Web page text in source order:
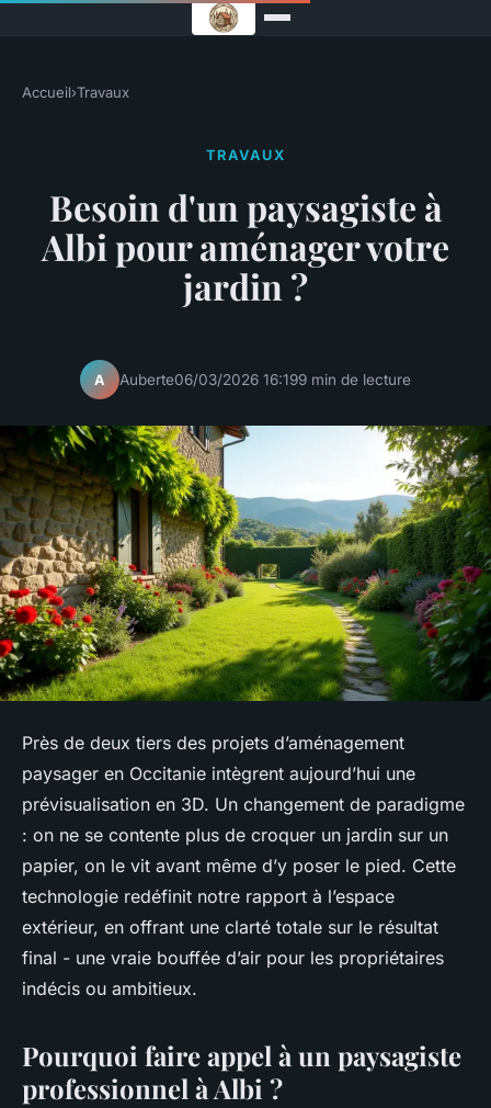
Accueil›Travaux
TRAVAUX
Besoin d'un paysagiste à
Albi pour aménager votre
jardin ?
A Auberte06/03/2026 16:199 min de lecture
Près de deux tiers des projets d’aménagement
paysager en Occitanie intègrent aujourd’hui une
prévisualisation en 3D. Un changement de paradigme
: on ne se contente plus de croquer un jardin sur un
papier, on le vit avant même d’y poser le pied. Cette
technologie redéfinit notre rapport à l’espace
extérieur, en offrant une clarté totale sur le résultat
final - une vraie bouffée d’air pour les propriétaires
indécis ou ambitieux.
Pourquoi faire appel à un paysagiste
professionnel à Albi ?